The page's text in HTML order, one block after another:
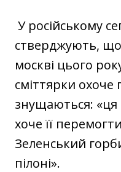
У російському
стверджують,
москві цього
сміттярки охоче
знущаються: «ця
хоче її
Зеленський
пілоні».